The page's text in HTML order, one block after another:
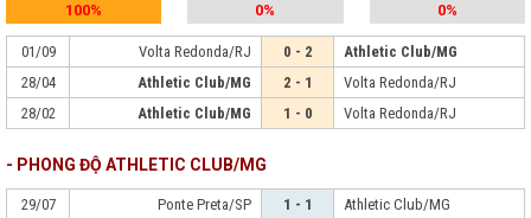
100%
0%
0%
01/09 Volta Redonda/RJ 0 - 2
Athletic Club/MG
28/04
Athletic Club/MG 2 - 1
Volta Redonda/RJ
28/02
Athletic Club/MG 1 - 0 Volta Redonda/RJ
- PHONG ĐỘ ATHLETIC CLUB/MG
29/07 Ponte Preta/SP 1 - 1
Athletic Club/MG